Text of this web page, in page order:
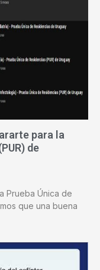
para la
de
Prueba Única de
que una buena